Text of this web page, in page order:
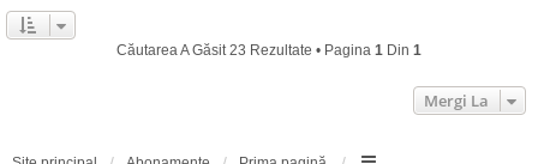
Căutarea A Găsit 23 Rezultate • Pagina 1 Din 1
Mergi La